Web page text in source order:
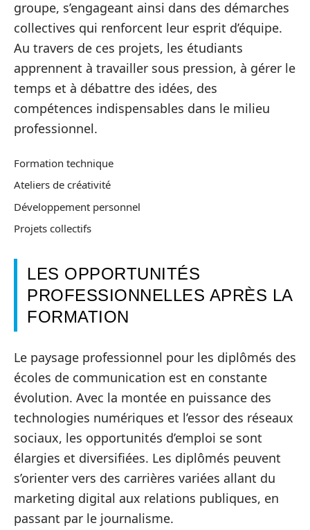
groupe, s’engageant ainsi dans des démarches
collectives qui renforcent leur esprit d’équipe.
Au travers de ces projets, les étudiants
apprennent à travailler sous pression, à gérer le
temps et à débattre des idées, des
compétences indispensables dans le milieu
professionnel.
Formation technique
Ateliers de créativité
Développement personnel
Projets collectifs
LES OPPORTUNITÉS
PROFESSIONNELLES APRÈS LA
FORMATION
Le paysage professionnel pour les diplômés des
écoles de communication est en constante
évolution. Avec la montée en puissance des
technologies numériques et l’essor des réseaux
sociaux, les opportunités d’emploi se sont
élargies et diversifiées. Les diplômés peuvent
s’orienter vers des carrières variées allant du
marketing digital aux relations publiques, en
passant par le journalisme.